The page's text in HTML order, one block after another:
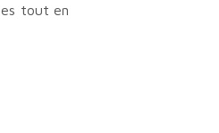
tout en